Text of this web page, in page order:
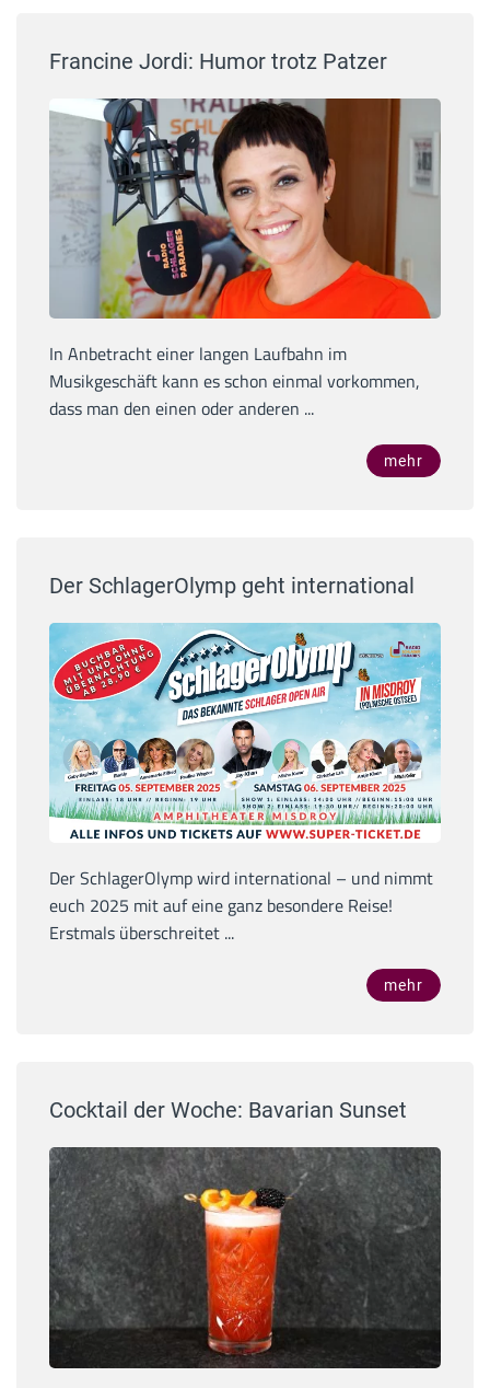
Francine Jordi: Humor trotz Patzer
In Anbetracht einer langen Laufbahn im
Musikgeschäft kann es schon einmal vorkommen,
dass man den einen oder anderen ...
mehr
Der SchlagerOlymp geht international
Der SchlagerOlymp wird international – und nimmt
euch 2025 mit auf eine ganz besondere Reise!
Erstmals überschreitet ...
mehr
Cocktail der Woche: Bavarian Sunset